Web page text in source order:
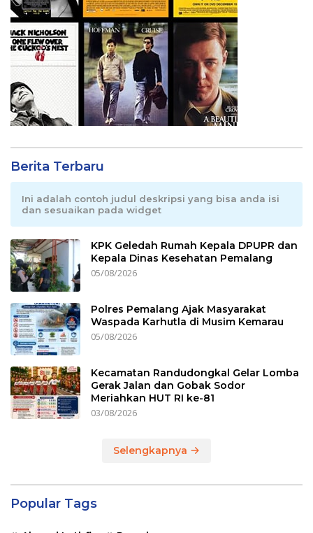
Berita Terbaru
Ini adalah contoh judul deskripsi yang bisa anda isi
dan sesuaikan pada widget
KPK Geledah Rumah Kepala DPUPR dan
Kepala Dinas Kesehatan Pemalang
05/08/2026
Polres Pemalang Ajak Masyarakat
Waspada Karhutla di Musim Kemarau
05/08/2026
Kecamatan Randudongkal Gelar Lomba
Gerak Jalan dan Gobak Sodor
Meriahkan HUT RI ke-81
03/08/2026
Selengkapnya
Popular Tags